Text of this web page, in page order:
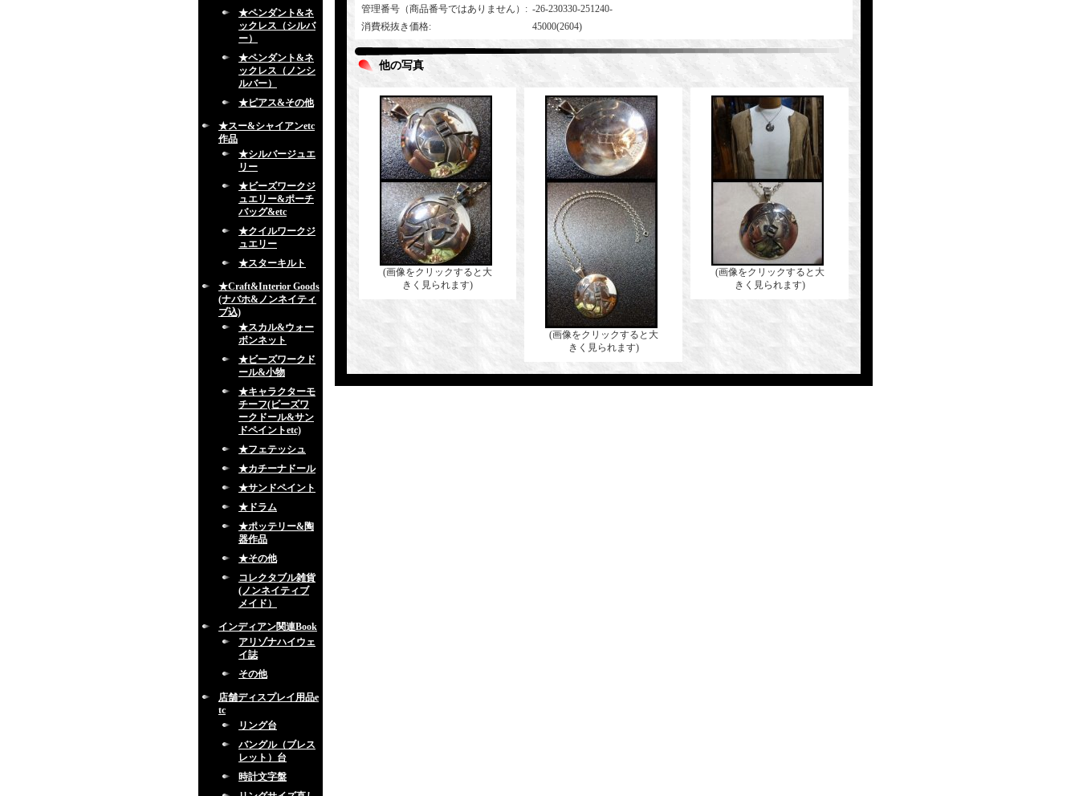
★ペンダント&ネ
ックレス（シルバ
ー）
★ペンダント&ネ
ックレス（ノンシ
ルバー）
★ピアス&その他
★スー&シャイアンetc
作品
★シルバージュエ
リー
★ビーズワークジ
ュエリー&ポーチ
バッグ&etc
★クイルワークジ
ュエリー
★スターキルト
★Craft&Interior Goods
(ナバホ&ノンネイティ
ブ込)
★スカル&ウォー
ボンネット
★ビーズワークド
ール&小物
★キャラクターモ
チーフ(ビーズワ
ークドール&サン
ドペイントetc)
★フェテッシュ
★カチーナドール
★サンドペイント
★ドラム
★ポッテリー&陶
器作品
★その他
コレクタブル雑貨
(ノンネイティブ
メイド）
インディアン関連Book
アリゾナハイウェ
イ誌
その他
店舗ディスプレイ用品e
tc
リング台
バングル（ブレス
レット）台
時計文字盤
管理番号（商品番号ではありません） : -26-230330-251240-
消費税抜き価格: 45000(2604)
他の写真
(画像をクリックすると大
きく見られます)
(画像をクリックすると大
きく見られます)
(画像をクリックすると大
きく見られます)